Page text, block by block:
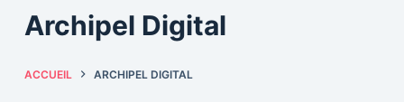
Archipel Digital
ACCUEIL ARCHIPEL DIGITAL